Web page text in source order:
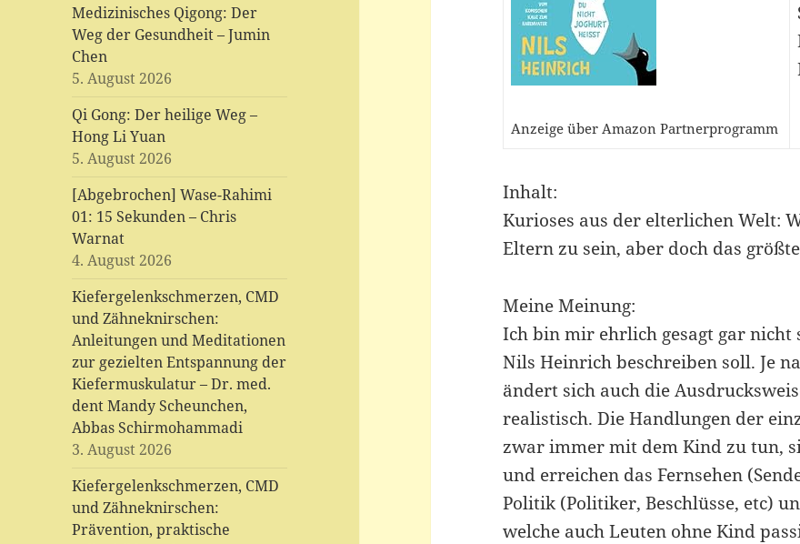
Medizinisches Qigong: Der
Weg der Gesundheit – Jumin
Chen
5. August 2026
Qi Gong: Der heilige Weg –
Hong Li Yuan
5. August 2026
[Abgebrochen] Wase-Rahimi
01: 15 Sekunden – Chris
Warnat
4. August 2026
Kiefergelenkschmerzen, CMD
und Zähneknirschen:
Anleitungen und Meditationen
zur gezielten Entspannung der
Kiefermuskulatur – Dr. med.
dent Mandy Scheunchen,
Abbas Schirmohammadi
3. August 2026
Kiefergelenkschmerzen, CMD
und Zähneknirschen:
Prävention, praktische
Anzeige über Amazon Partnerprogramm
Inhalt:
Kurioses aus der elterlichen Welt:
Eltern zu sein, aber doch das
Meine Meinung:
Ich bin mir ehrlich gesagt gar
Nils Heinrich beschreiben soll. Je
ändert sich auch die
realistisch. Die Handlungen der
zwar immer mit dem Kind zu tun,
und erreichen das Fernsehen
Politik (Politiker, Beschlüsse, etc)
welche auch Leuten ohne Kind